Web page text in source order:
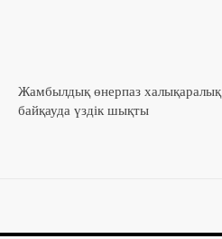
Жамбылдық өнерпаз халықаралық
байқауда үздік шықты